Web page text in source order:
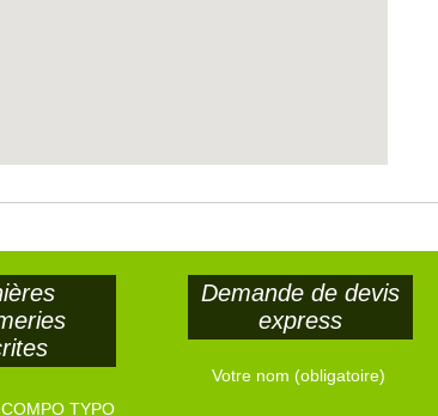
TYPO
Demande de devis
express
Votre nom (obligatoire)